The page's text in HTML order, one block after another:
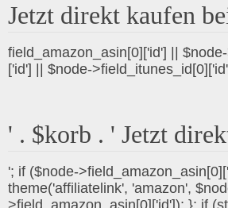
Jetzt direkt kaufen
field_amazon_asin[0]['id'] ||
['id'] || $node-
' . $korb . ' Jetzt
'; if ($node-
theme('affiliatelink', 'amazon',
>field_amazon_asin[0]['id']); }; if